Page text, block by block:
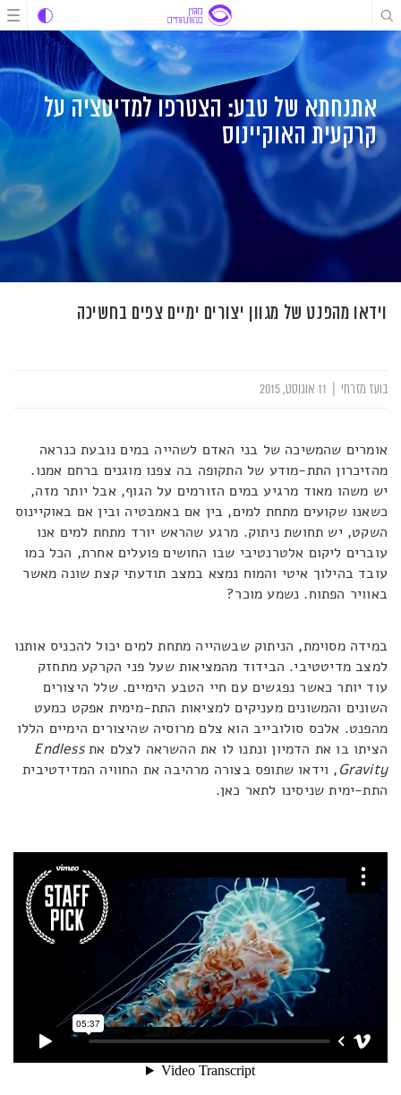
דלג
לתוכן
דלג
לתוכן
דלג
לניווט
אתנחתא של טבע: הצטרפו למדיטציה על
קרקעית האוקיינוס
וידאו מהפנט של מגוון יצורים ימיים צפים בחשיכה
בועז מזרחי
אומרים שהמשיכה של בני האדם לשהייה במים נובעת כנראה
מהזיכרון התת-מודע של התקופה בה צפנו מוגנים ברחם אמנו.
יש משהו מאוד מרגיע במים הזורמים על הגוף, אבל יותר מזה,
כשאנו שקועים מתחת למים, בין אם באמבטיה ובין אם באוקיינוס
השקט, יש תחושת ניתוק. מרגע שהראש יורד מתחת למים אנו
עוברים ליקום אלטרנטיבי שבו החושים פועלים אחרת, הכל כמו
עובד בהילוך איטי והמוח נמצא במצב תודעתי קצת שונה מאשר
באוויר הפתוח. נשמע מוכר?
במידה מסוימת, הניתוק שבשהייה מתחת למים יכול להכניס אותנו
למצב מדיטטיבי. הבידוד מהמציאות שעל פני הקרקע מתחזק
עוד יותר כאשר נפגשים עם חיי הטבע הימיים. שלל היצורים
השונים והמשונים מעניקים למציאות התת-מימית אפקט כמעט
מהפנט. אלכס סולובייב הוא צלם מרוסיה שהיצורים הימיים הללו
הציתו בו את הדמיון ונתנו לו את ההשראה לצלם אתEndless
Gravity, וידאו שתופס בצורה מרהיבה את החוויה המדידטיבית
התת-ימית שניסינו לתאר כאן.